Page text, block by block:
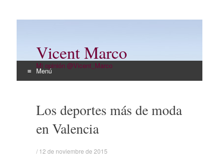
Vicent Marco
Mi opinión @Vicent_Marco
Menú
contenidoLos deportes más de moda
en Valencia
/ 12 de noviembre de 2015